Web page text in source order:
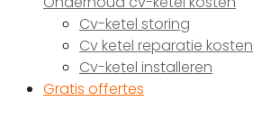
Cv-ketel storing
Cv ketel reparatie kosten
Cv-ketel installeren
Gratis offertes